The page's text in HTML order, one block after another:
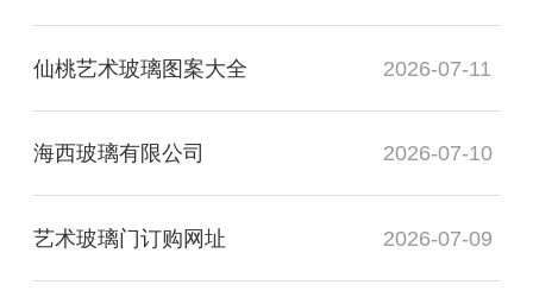
仙桃艺术玻璃图案大全 2026-07-11
海西玻璃有限公司 2026-07-10
艺术玻璃门订购网址 2026-07-09